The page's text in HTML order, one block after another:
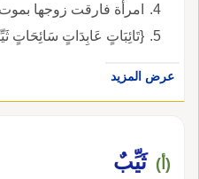
امرأة فارقت زوجها
{تَائِبَاتٍ عَابِدَاتٍ سَائِحَاتٍ
عرض المزيد
(أ) ثَيِّبٌ